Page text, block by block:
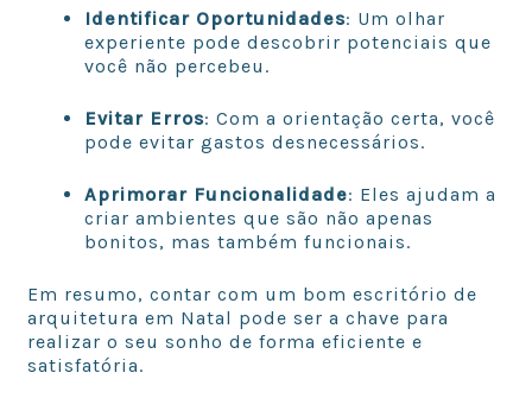
Identificar Oportunidades: Um olhar
experiente pode descobrir potenciais que
você não percebeu.
Evitar Erros: Com a orientação certa, você
pode evitar gastos desnecessários.
Aprimorar Funcionalidade: Eles ajudam a
criar ambientes que são não apenas
bonitos, mas também funcionais.
Em resumo, contar com um bom escritório de
arquitetura em Natal pode ser a chave para
realizar o seu sonho de forma eficiente e
satisfatória.